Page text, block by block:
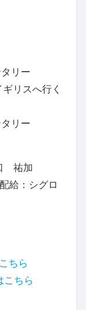
リー
リスへ行く
リー
祐加
給：シグロ
ちら
こちら